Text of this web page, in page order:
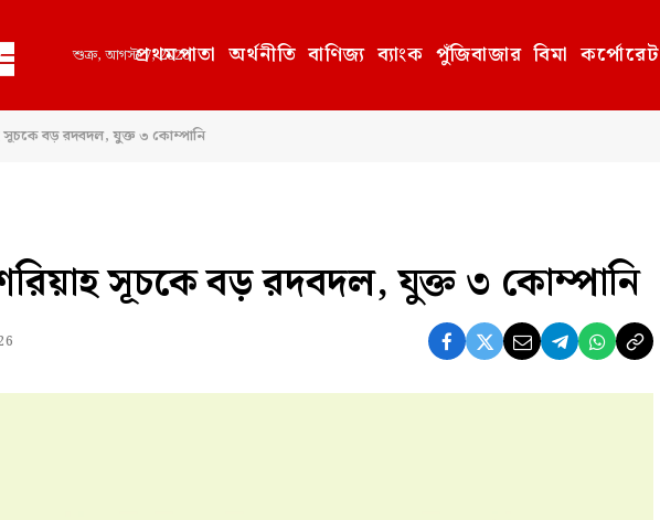
শুক্র, আগস্ট 7, 2026
প্রথমপাতা অর্থনীতি বাণিজ্য ব্যাংক পুঁজিবাজার বিমা কর্পোরেট
সূচকে বড় রদবদল, যুক্ত ৩ কোম্পানি
সূচকে বড় রদবদল, যুক্ত ৩ কোম্পানি